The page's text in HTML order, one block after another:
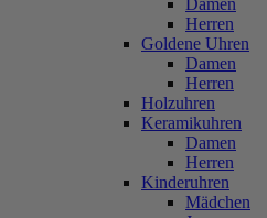
Damen
Herren
Goldene Uhren
Damen
Herren
Holzuhren
Keramikuhren
Damen
Herren
Kinderuhren
Mädchen